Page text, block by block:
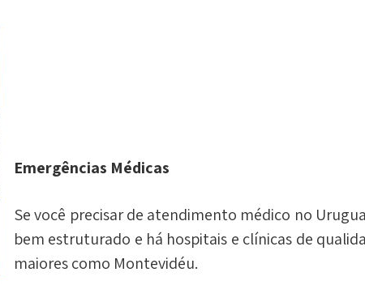
Emergências Médicas
Se você precisar de atendimento médico no
bem estruturado e há hospitais e clínicas de
maiores como Montevidéu.